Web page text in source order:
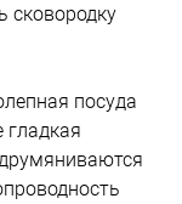
сковородку
посуда
гладкая